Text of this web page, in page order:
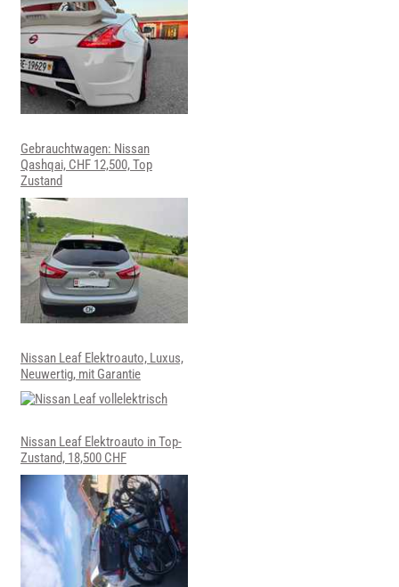
Gebrauchtwagen: Nissan
Qashqai, CHF 12,500, Top
Zustand
Nissan Leaf Elektroauto, Luxus,
Neuwertig, mit Garantie
Nissan Leaf Elektroauto in Top-
Zustand, 18,500 CHF